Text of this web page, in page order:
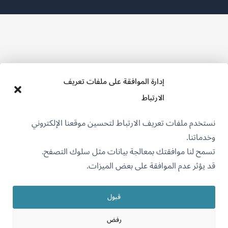
إدارة الموافقة على ملفات تعريف
الارتباط
نستخدم ملفات تعريف الارتباط لتحسين موقعنا الإلكتروني
وخدماتنا.
تسمح لنا موافقتك بمعالجة بيانات مثل سلوك التصفح.
قد يؤثر عدم الموافقة على بعض الميزات.
قبول
رفض
نافذة